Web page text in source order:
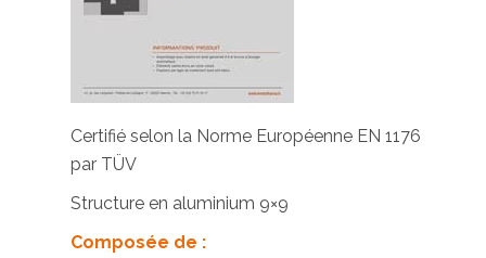
Certifié selon la Norme Européenne EN 1176
par TÜV
Structure en aluminium 9×9
Composée de :